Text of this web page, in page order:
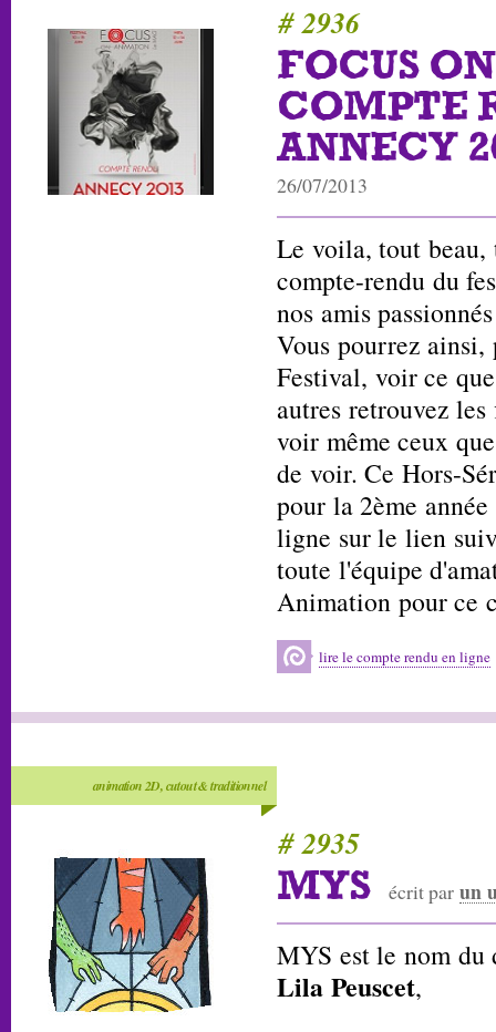
# 2936
FOCUS
COMPTE
ANNECY
26/07/2013
Le voila, tout
compte-rendu du
nos amis
Vous pourrez
Festival, voir ce
autres retrouvez
voir même ceux
de voir. Ce Hors-
pour la 2ème
ligne sur le lien
toute l'équipe
Animation pour ce
lire le compte rendu en ligne
animation 2D, cutout & traditionnel
# 2935
MYS écrit par un
MYS est le nom
Lila Peuscet,